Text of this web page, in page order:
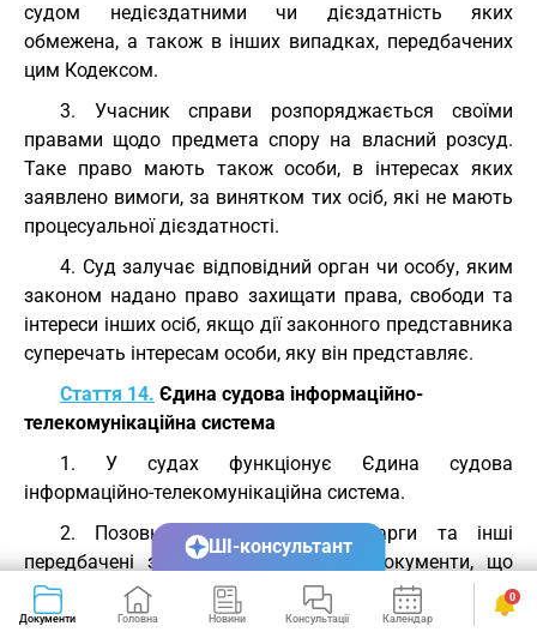
судом недієздатними чи дієздатність яких
обмежена, а також в інших випадках, передбачених
цим Кодексом.
3. Учасник справи розпоряджається своїми
правами щодо предмета спору на власний розсуд.
Таке право мають також особи, в інтересах яких
заявлено вимоги, за винятком тих осіб, які не мають
процесуальної дієздатності.
4. Суд залучає відповідний орган чи особу, яким
законом надано право захищати права, свободи та
інтереси інших осіб, якщо дії законного представника
суперечать інтересам особи, яку він представляє.
Стаття 14. Єдина судова інформаційно-
телекомунікаційна система
1. У судах функціонує Єдина судова
інформаційно-телекомунікаційна система.
2. Позовні та інші заяви, скарги та інші
передбачені законом процесуальні документи, що
подаються до суду і можуть бути предметом
судового розгляду, в порядку їх надходження
Документи Головна Новини Консультації Календар Сервіси
0
ШІ-консультант